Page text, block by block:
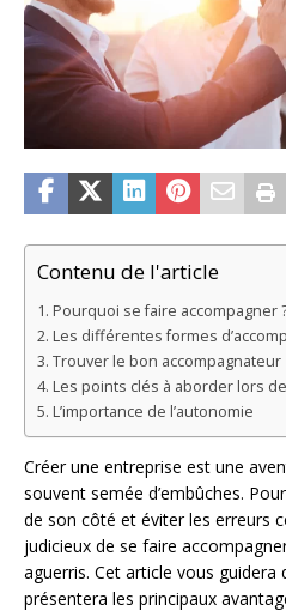
Contenu de l'article
Pourquoi se faire accompagner
Les différentes formes
Trouver le bon accompagnateur
Les points clés à aborder lors
L’importance de l’autonomie
Créer une entreprise est une
souvent semée d’embûches.
de son côté et éviter les erreurs
judicieux de se faire
aguerris. Cet article vous guidera
présentera les principaux